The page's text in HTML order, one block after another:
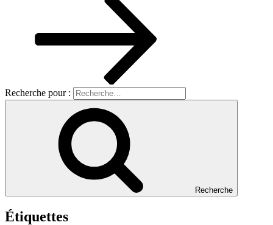
Recherche pour :
Recherche
Étiquettes